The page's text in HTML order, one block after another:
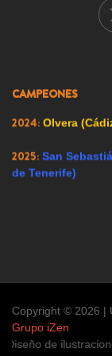
CAMPEONES
Ador
2023:Alfacar
2024: Olvera
2025: San
de Tenerife)
Copyright © 2026 |
Grupo iZen
de